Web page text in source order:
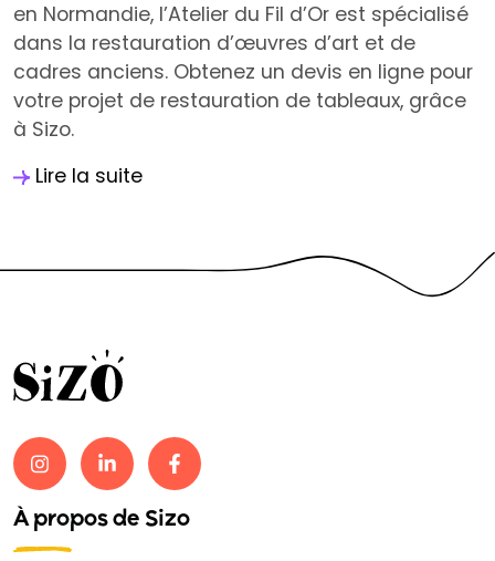
en Normandie, l’Atelier du Fil d’Or est spécialisé
dans la restauration d’œuvres d’art et de
cadres anciens. Obtenez un devis en ligne pour
votre projet de restauration de tableaux, grâce
à Sizo.
Lire la suite
À propos de Sizo